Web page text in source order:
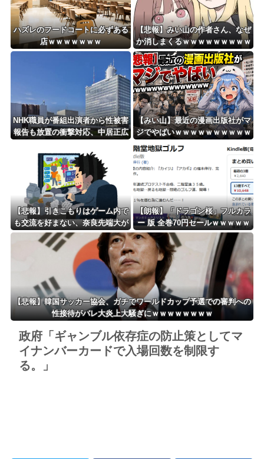
Powered by livedoor 相互RSS
ハズレのフードコートに必ずある
店ｗｗｗｗｗｗｗ
【悲報】みい山の作者さん、なぜ
か消しまくるｗｗｗｗｗｗｗｗｗ
ｗｗｗｗｗｗ
NHK職員が番組出演者から性被害
報告も放置の衝撃対応、中居正広
者を守る」のか、指摘される“隠
蔽体質”
【みい山】最近の漫画出版社がマ
ジでやばいｗｗｗｗｗｗｗｗｗｗ
ｗｗｗｗ
【悲報】引きこもりはゲーム内で
も交流を好まない、奈良先端大が
587人調査 「ゲームで社会復
帰」に落とし穴？
【朗報】「ドラゴン桜」フルカラ
ー 版 全巻70円セールｗｗｗｗｗ
ｗｗｗ スポーツ漫画50％ポイン
ト還元セール
【悲報】韓国サッカー協会、ガチでワールドカップ予選での審判への
性接待がバレ大炎上大騒ぎにｗｗｗｗｗｗｗｗ
政府「ギャンブル依存症の防止策としてマ
イナンバーカードで入場回数を制限す
る。」